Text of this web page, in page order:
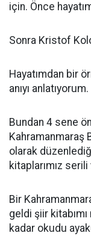
için. Önce
Sonra Kristof
Hayatımdan bir
anıyı anlatıyorum.
Bundan 4 sene
Kahramanmaraş
olarak
kitaplarımız
Bir
geldi şiir
kadar okudu